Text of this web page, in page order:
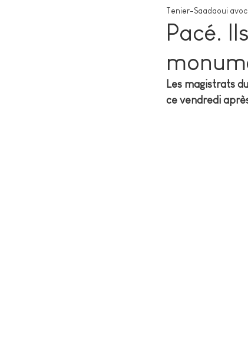
Pacé.
Tenier-Saadaoui
Les magistrats
ce vendredi